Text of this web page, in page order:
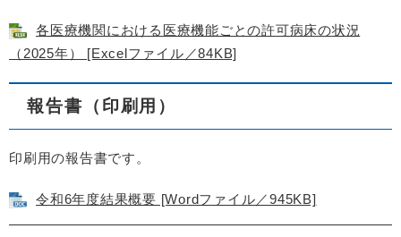
各医療機関における医療機能ごとの許可病床の状況
（2025年） [Excelファイル／84KB]
報告書（印刷用）
印刷用の報告書です。
令和6年度結果概要 [Wordファイル／945KB]